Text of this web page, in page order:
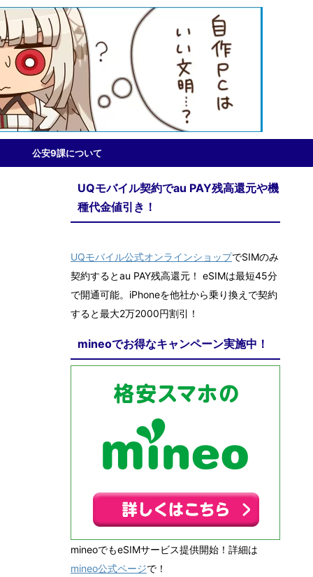
公安9課について
UQモバイル契約でau PAY残高還元や機
種代金値引き！
UQモバイル公式オンラインショップでSIMのみ
契約するとau PAY残高還元！ eSIMは最短45分
で開通可能。iPhoneを他社から乗り換えで契約
すると最大2万2000円割引！
mineoでお得なキャンペーン実施中！
mineoでもeSIMサービス提供開始！詳細は
mineo公式ページで！